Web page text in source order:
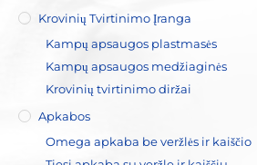
Krovinių Tvirtinimo Įranga
Kampų apsaugos plastmasės
Kampų apsaugos medžiaginės
Krovinių tvirtinimo diržai
Apkabos
Omega apkaba be veržlės ir kaiščio